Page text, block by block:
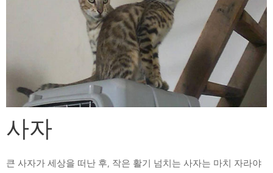
사자
큰 사자가 세상을 떠난 후, 작은 활기 넘치는 사자는 마치 자라야